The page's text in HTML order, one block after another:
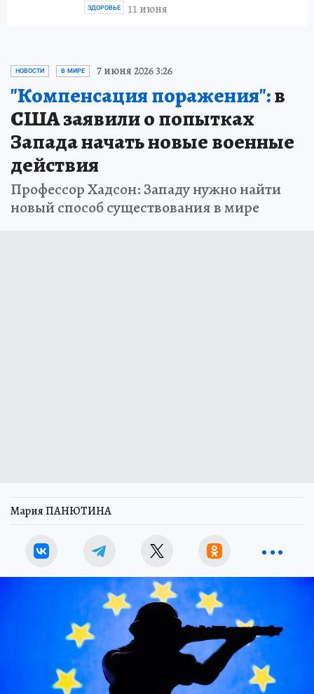
11 июня
ЗДОРОВЬЕ
НОВОСТИ В МИРЕ 7 июня 2026 3:26
"Компенсация поражения":в
США заявили о попытках
Запада начать новые военные
действия
Профессор Хадсон: Западу нужно найти
новый способ существования в мире
Мария ПАНЮТИНА